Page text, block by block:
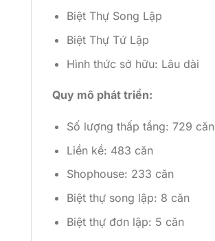
Biệt Thự Song Lập
Biệt Thự Tứ Lập
Hình thức sở hữu: Lâu dài
Quy mô phát triển:
Số lượng thấp tầng: 729 căn
Liền kề: 483 căn
Shophouse: 233 căn
Biệt thự song lập: 8 căn
Biệt thự đơn lập: 5 căn